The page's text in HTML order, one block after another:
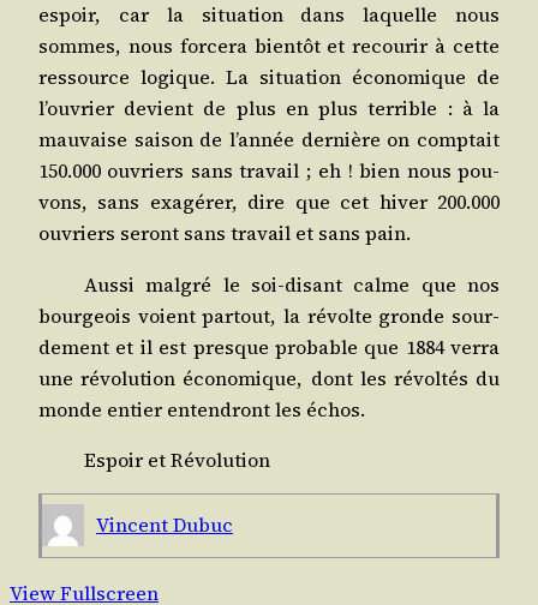
espoir, car la situa­tion dans laquelle nous
sommes, nous for­ce­ra bien­tôt et recou­rir à cette
res­source logique. La situa­tion éco­no­mique de
l’ou­vrier devient de plus en plus ter­rible : à la
mau­vaise sai­son de l’an­née der­nière on comp­tait
150.000 ouvriers sans tra­vail ; eh ! bien nous pou­
vons, sans exa­gé­rer, dire que cet hiver 200.000
ouvriers seront sans tra­vail et sans pain.
Aus­si mal­gré le soi-disant calme que nos
bour­geois voient par­tout, la révolte gronde sour­
de­ment et il est presque pro­bable que 1884 ver­ra
une révo­lu­tion éco­no­mique, dont les révol­tés du
monde entier enten­dront les échos.
Espoir et Révolution
Vincent Dubuc
View Fullscreen